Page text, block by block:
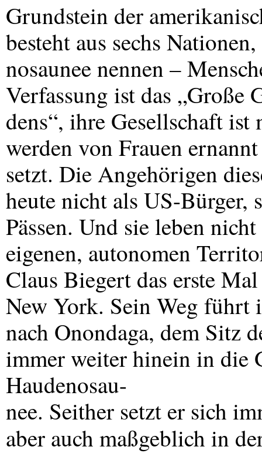
Grundstein der
besteht aus sechs
nosaunee nennen –
Verfassung ist das „Große
dens“, ihre Gesellschaft
werden von Frauen
setzt. Die Angehörigen
heute nicht als US-Bürger,
Pässen. Und sie leben
eigenen, autonomen
Claus Biegert das erste
New York. Sein Weg führt
nach Onondaga, dem Sitz
immer weiter hinein in die
Haudenosau-
nee. Seither setzt er sich
aber auch maßgeblich in